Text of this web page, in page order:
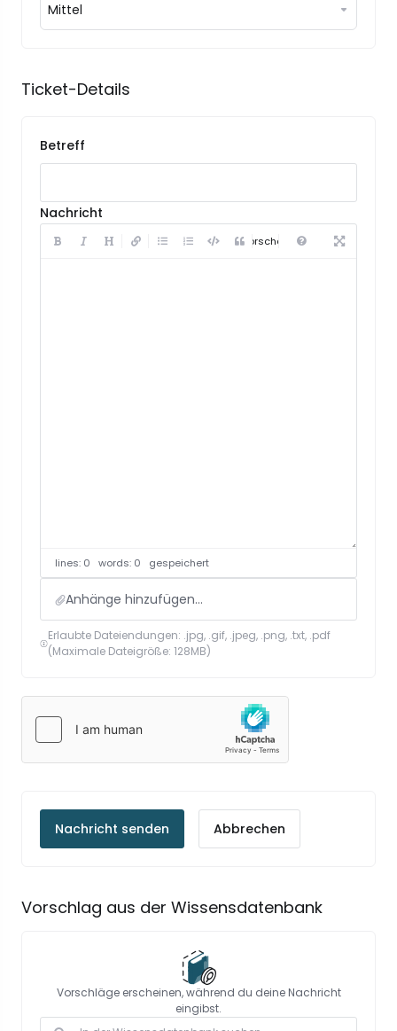
Vorschlag aus der Wissensdatenbank
Vorschläge erscheinen, während du deine Nachricht
eingibst.
Mittel
Ticket-Details
Betreff
Nachricht
Vorschau
lines: 0 words: 0 gespeichert
Anhänge hinzufügen...
Erlaubte Dateiendungen: .jpg, .gif, .jpeg, .png, .txt, .pdf
(Maximale Dateigröße: 128MB)
Abbrechen